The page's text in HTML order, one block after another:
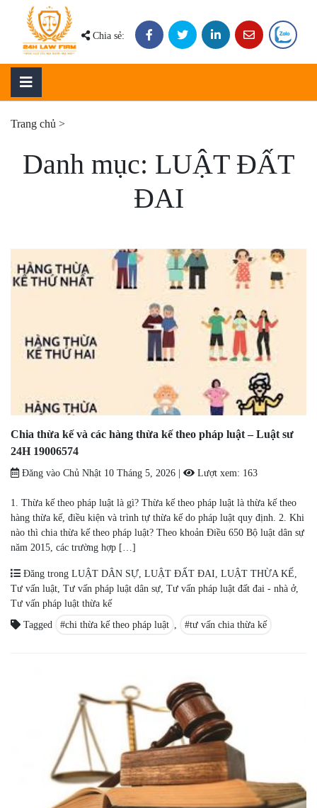
content
Chia sẻ:
Trang chủ >
Danh mục: LUẬT ĐẤT
ĐAI
Chia thừa kế và các hàng thừa kế theo pháp luật – Luật sư
24H 19006574
Đăng vào Chủ Nhật 10 Tháng 5, 2026 Lượt xem: 163
1. Thừa kế theo pháp luật là gì? Thừa kế theo pháp luật là thừa kế theo
hàng thừa kế, điều kiện và trình tự thừa kế do pháp luật quy định. 2. Khi
nào thì chia thừa kế theo pháp luật? Theo khoản Điều 650 Bộ luật dân sự
năm 2015, các trường hợp […]
Đăng trong LUẬT DÂN SỰ, LUẬT ĐẤT ĐAI, LUẬT THỪA KẾ,
Tư vấn luật, Tư vấn pháp luật dân sự, Tư vấn pháp luật đất đai - nhà ở,
Tư vấn pháp luật thừa kế
Tagged
chi thừa kế theo pháp luật , tư vấn chia thừa kế